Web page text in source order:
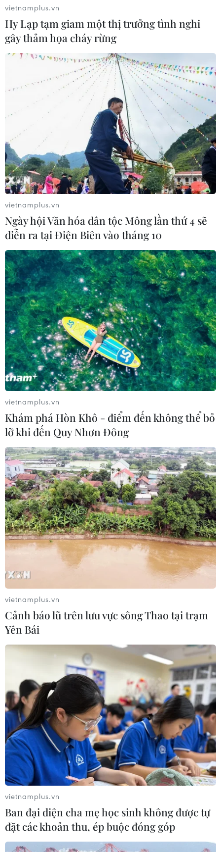
vietnamplus.vn
Hy Lạp tạm giam một thị trưởng tình nghi
gây thảm họa cháy rừng
vietnamplus.vn
Ngày hội Văn hóa dân tộc Mông lần thứ 4 sẽ
diễn ra tại Điện Biên vào tháng 10
vietnamplus.vn
Khám phá Hòn Khô - điểm đến không thể bỏ
lỡ khi đến Quy Nhơn Đông
vietnamplus.vn
Cảnh báo lũ trên lưu vực sông Thao tại trạm
Yên Bái
vietnamplus.vn
Ban đại diện cha mẹ học sinh không được tự
đặt các khoản thu, ép buộc đóng góp